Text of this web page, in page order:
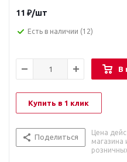
11 ₽/шт
Есть в наличии (12)
В
Купить в 1 клик
Поделиться
Цена
магазина